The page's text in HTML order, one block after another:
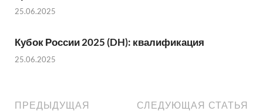
25.06.2025
Кубок России 2025 (DH): квалификация
25.06.2025
ПРЕДЫДУЩАЯ
СЛЕДУЮЩАЯ СТАТЬЯ